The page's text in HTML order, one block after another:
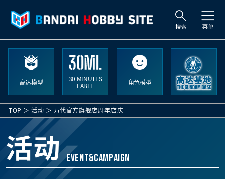
索众
号
China
号 来福
高达模型
30 MINUTES
LABEL
角色模型
TOP 活动 万代官方旗舰店周年店庆
活动 EVENT&CAMPAIGN